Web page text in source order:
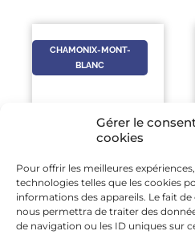
Gérer le
cookies
Pour offrir les meilleures
technologies telles que les cookies
informations des appareils. Le fait
nous permettra de traiter des
de navigation ou les ID uniques sur
CHAMONIX-MONT-
BLANC
4 SEP -
4 SEP
GLORIOUS GLACIER